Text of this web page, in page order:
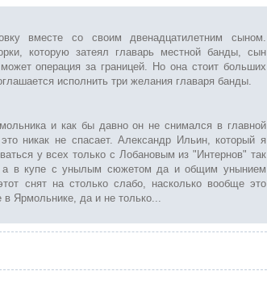
вместе со своим двенадцатилетним сыном.
которую затеял главарь местной банды, сын
операция за границей. Но она стоит больших
исполнить три желания главаря банды.
и как бы давно он не снимался в главной
никак не спасает. Александр Ильин, который я
у всех только с Лобановым из "Интернов" так
а в купе с унылым сюжетом да и общим унынием
снят на столько слабо, насколько вообще это
Ярмольнике, да и не только...